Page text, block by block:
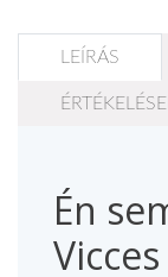
LEÍRÁS
Én